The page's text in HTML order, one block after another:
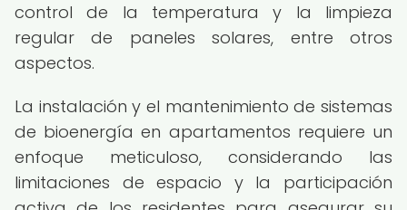
control de la temperatura y la limpieza
regular de paneles solares, entre otros
aspectos.
La instalación y el mantenimiento de sistemas
de bioenergía en apartamentos requiere un
enfoque meticuloso, considerando las
limitaciones de espacio y la participación